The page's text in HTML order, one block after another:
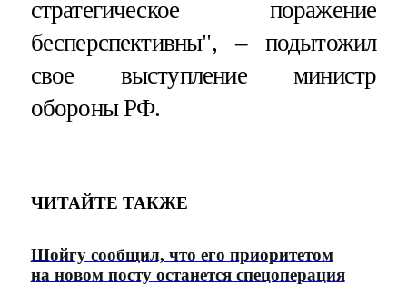
стратегическое поражение
бесперспективны", – подытожил
свое выступление министр
обороны РФ.
ЧИТАЙТЕ ТАКЖЕ
Шойгу сообщил, что его приоритетом
на новом посту останется спецоперация